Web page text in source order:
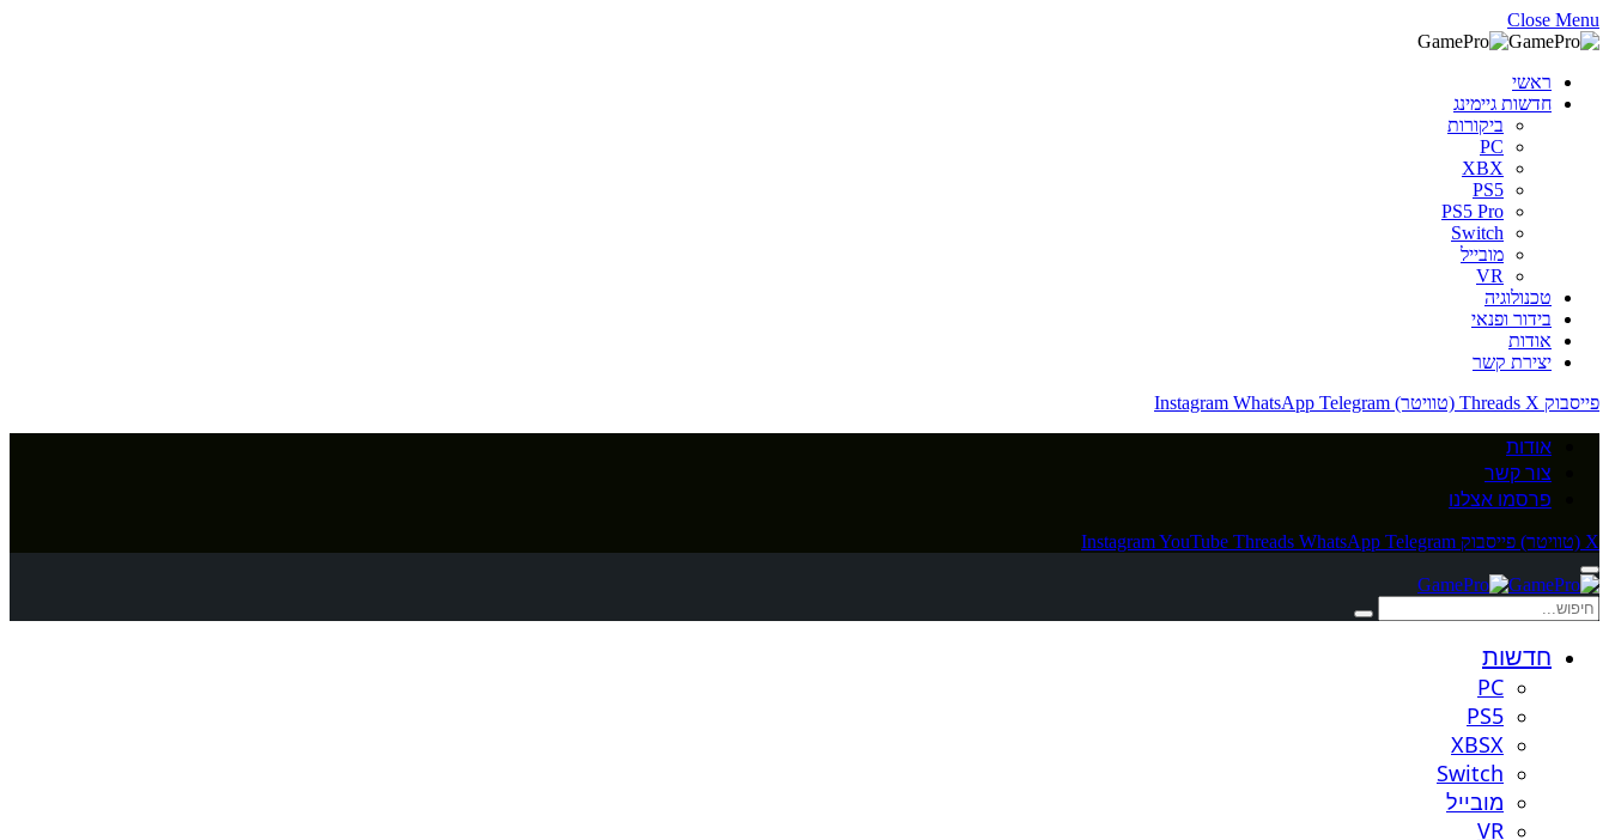
Close Menu
ראשי
חדשות גיימינג
ביקורות
PC
XBX
PS5
PS5 Pro
Switch
מובייל
VR
טכנולוגיה
בידור ופנאי
אודות
יצירת קשר
פייסבוק
Threads X (טוויטר) Instagram WhatsApp Telegram
אודות
צור קשר
פרסמו אצלנו
X (טוויטר) פייסבוק InstagramYouTube Threads WhatsApp Telegram
חדשות
PC
PS5
XBSX
Switch
מובייל
VR